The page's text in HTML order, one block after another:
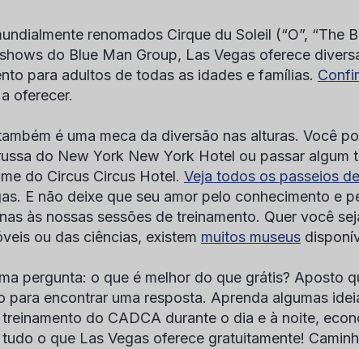
renomados Cirque du Soleil (“O”, “The
do Blue Man Group, Las Vegas oferece
para adultos de todas as idades e famílias.
oferecer.
é uma meca da diversão nas alturas. Você
do New York New York Hotel ou passar algum
do Circus Circus Hotel. Veja todos os passeios
E não deixe que seu amor pelo conhecimento e
às nossas sessões de treinamento. Quer você
ou das ciências, existem muitos museus
pergunta: o que é melhor do que grátis? Aposto
para encontrar uma resposta. Aprenda algumas
do CADCA durante o dia e à noite,
o que Las Vegas oferece gratuitamente!